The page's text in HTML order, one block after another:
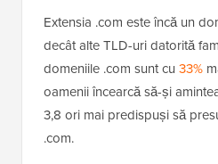
Extensia .com este încă un
decât alte TLD-uri datorită
domeniile .com sunt cu 33%
oamenii încearcă să-și
3,8 ori mai predispuși să
.com.